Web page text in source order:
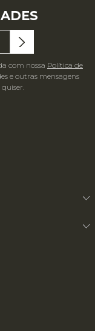
com nossa Política de
e outras mensagens
quiser.